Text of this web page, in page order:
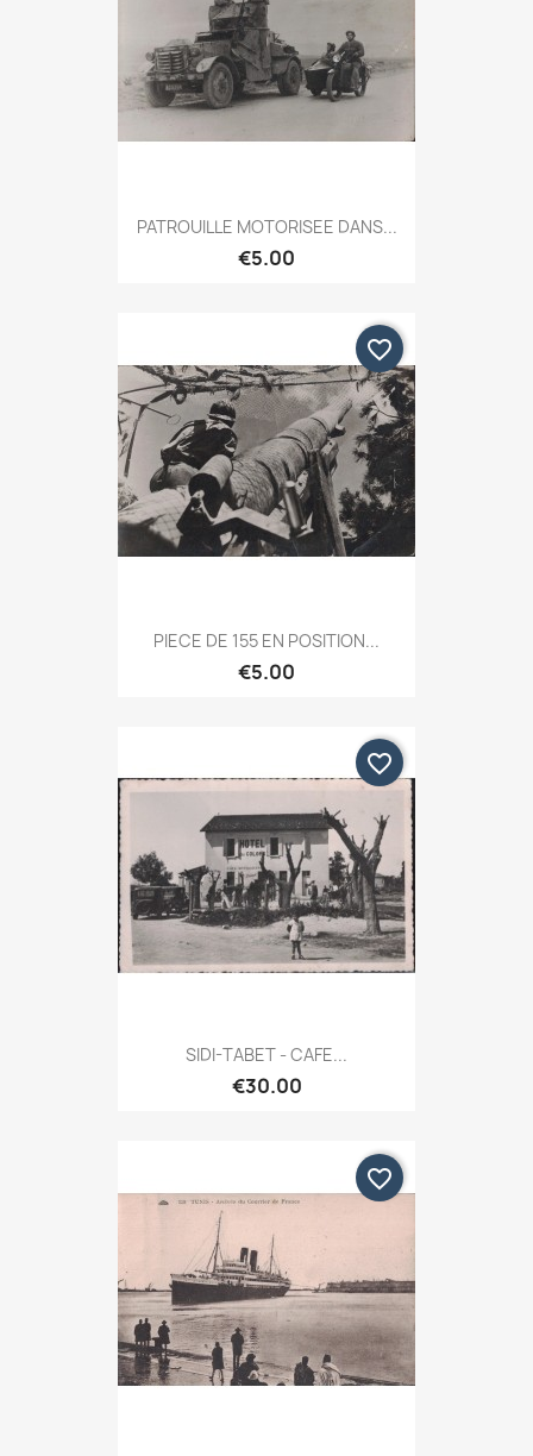
PATROUILLE MOTORISEE DANS...
€5.00
PIECE DE 155 EN POSITION...
€5.00
favorite_border
SIDI-TABET - CAFE...
€30.00
favorite_border
favorite_border